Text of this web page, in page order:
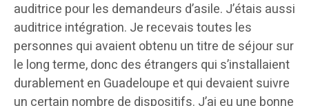
auditrice pour les demandeurs d’asile. J’étais aussi
auditrice intégration. Je recevais toutes les
personnes qui avaient obtenu un titre de séjour sur
le long terme, donc des étrangers qui s’installaient
durablement en Guadeloupe et qui devaient suivre